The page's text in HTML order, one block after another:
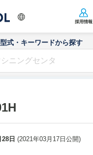
採用情報
型式・キーワードから探す
日 (2021年03月17日 公開)